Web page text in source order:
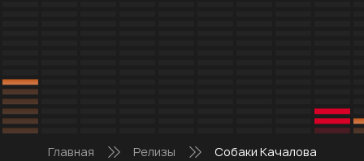
Главная Релизы Собаки Качалова